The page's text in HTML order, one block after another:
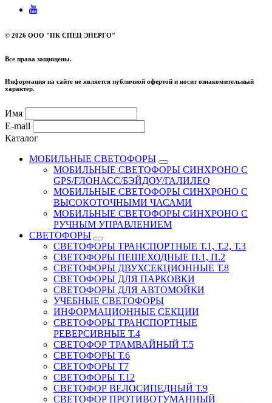
© 2026 ООО "ПК СПЕЦ ЭНЕРГО"
Все права защищены.
Информация на сайте не является публичной офертой и носит ознакомительный
характер.
Имя
E-mail
Каталог
МОБИЛЬНЫЕ СВЕТОФОРЫ
МОБИЛЬНЫЕ СВЕТОФОРЫ СИНХРОНО С
GPS/ГЛОНАСС/БЭЙДОУ/ГАЛИЛЕО
МОБИЛЬНЫЕ СВЕТОФОРЫ СИНХРОНО С
ВЫСОКОТОЧНЫМИ ЧАСАМИ
МОБИЛЬНЫЕ СВЕТОФОРЫ СИНХРОНО С
РУЧНЫМ УПРАВЛЕНИЕМ
СВЕТОФОРЫ
СВЕТОФОРЫ ТРАНСПОРТНЫЕ Т.1, Т.2, Т.3
СВЕТОФОРЫ ПЕШЕХОДНЫЕ П.1, П.2
СВЕТОФОРЫ ДВУХСЕКЦИОННЫЕ Т.8
СВЕТОФОРЫ ДЛЯ ПАРКОВКИ
СВЕТОФОРЫ ДЛЯ АВТОМОЙКИ
УЧЕБНЫЕ СВЕТОФОРЫ
ИНФОРМАЦИОННЫЕ СЕКЦИИ
СВЕТОФОРЫ ТРАНСПОРТНЫЕ
РЕВЕРСИВНЫЕ Т.4
СВЕТОФОР ТРАМВАЙНЫЙ Т.5
СВЕТОФОРЫ Т.6
СВЕТОФОРЫ Т7
СВЕТОФОРЫ Т.12
СВЕТОФОР ВЕЛОСИПЕДНЫЙ Т.9
СВЕТОФОР ПРОТИВОТУМАННЫЙ